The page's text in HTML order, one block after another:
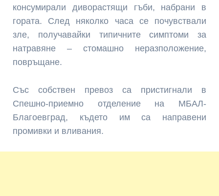
консумирали диворастящи гъби, набрани в
гората. След няколко часа се почувствали
зле, получавайки типичните симптоми за
натравяне – стомашно неразположение,
повръщане.
Със собствен превоз са пристигнали в
Спешно-приемно отделение на МБАЛ-
Благоевград, където им са направени
промивки и вливания.